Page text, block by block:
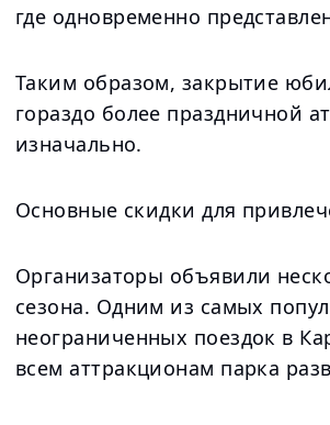
где одновременно
Таким образом, закрытие
гораздо более праздничной
изначально.
Основные скидки для
Организаторы объявили
сезона. Одним из самых
неограниченных поездок в
всем аттракционам парка